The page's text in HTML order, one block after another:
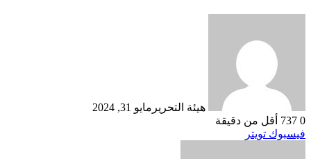
هيئة التحرير مايو 31, 2024
0
أقل من دقيقة
فيسبوك تويتر